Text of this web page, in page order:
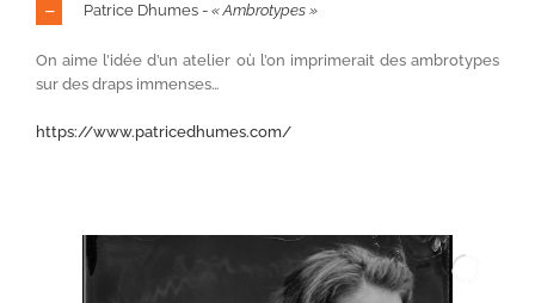
Patrice Dhumes - « Ambrotypes »
On aime l’idée d’un atelier où l’on imprimerait des ambrotypes
sur des draps immenses…
https://www.patricedhumes.com/